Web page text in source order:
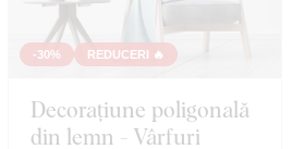
-30% REDUCERI 🔥
Decorațiune poligonală
din lemn - Vârfuri